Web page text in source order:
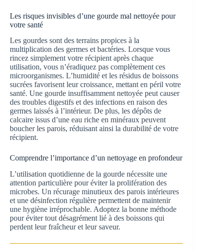
Les risques invisibles d’une gourde mal nettoyée pour
votre santé
Les gourdes sont des terrains propices à la
multiplication des germes et bactéries. Lorsque vous
rincez simplement votre récipient après chaque
utilisation, vous n’éradiquez pas complètement ces
microorganismes. L’humidité et les résidus de boissons
sucrées favorisent leur croissance, mettant en péril votre
santé. Une gourde insuffisamment nettoyée peut causer
des troubles digestifs et des infections en raison des
germes laissés à l’intérieur. De plus, les dépôts de
calcaire issus d’une eau riche en minéraux peuvent
boucher les parois, réduisant ainsi la durabilité de votre
récipient.
Comprendre l’importance d’un nettoyage en profondeur
L’utilisation quotidienne de la gourde nécessite une
attention particulière pour éviter la prolifération des
microbes. Un récurage minutieux des parois intérieures
et une désinfection régulière permettent de maintenir
une hygiène irréprochable. Adoptez la bonne méthode
pour éviter tout désagrément lié à des boissons qui
perdent leur fraîcheur et leur saveur.